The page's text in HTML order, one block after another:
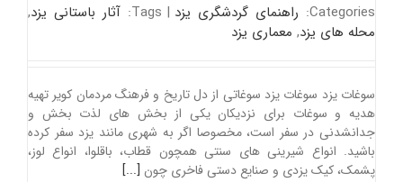
Categories: راهنمای گردشگری یزد |
Tags: آثار باستانی یزد,
محله های یزد, معماری یزد
سوغات یزد سوغات یزد سوغاتی از دل تاریخ و فرهنگ مردمان کویر تهیه
هدیه و سوغات برای نزدیکان یکی از بخش های لذت بخش و
جدانشدنی در سفر است، مخصوصا اگر به شهری مانند یزد سفر کرده
باشید. انواع شیرینی های سنتی همچون قطاب، باقلوا، انواع لوز،
پشمک، کیک یزدی و صنایع دستی فاخری چون [...]